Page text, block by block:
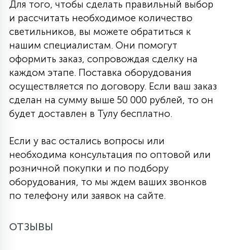
Для того, чтобы сделать правильный выбор
и рассчитать необходимое количество
светильников, вы можете обратиться к
нашим специалистам. Они помогут
оформить заказ, сопровождая сделку на
каждом этапе. Поставка оборудования
осуществляется по договору. Если ваш заказ
сделан на сумму выше 50 000 рублей, то он
будет доставлен в Тулу бесплатно.
Если у вас остались вопросы или
необходима консультация по оптовой или
розничной покупки и по подбору
оборудования, то мы ждем ваших звонков
по телефону или заявок на сайте.
ОТЗЫВЫ